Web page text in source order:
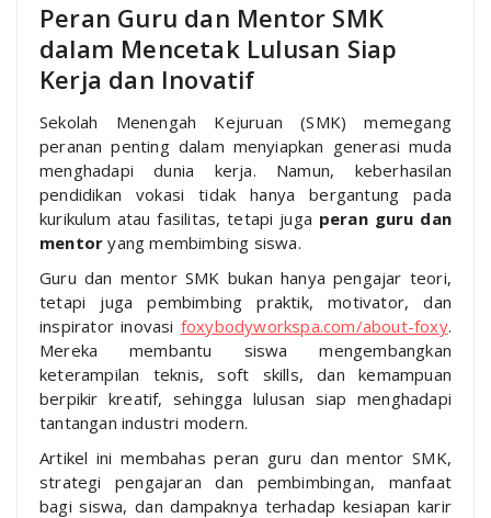
Peran Guru dan Mentor SMK
dalam Mencetak Lulusan Siap
Kerja dan Inovatif
Sekolah Menengah Kejuruan (SMK) memegang
peranan penting dalam menyiapkan generasi muda
menghadapi dunia kerja. Namun, keberhasilan
pendidikan vokasi tidak hanya bergantung pada
kurikulum atau fasilitas, tetapi juga peran guru dan
mentor yang membimbing siswa.
Guru dan mentor SMK bukan hanya pengajar teori,
tetapi juga pembimbing praktik, motivator, dan
inspirator inovasi foxybodyworkspa.com/about-foxy.
Mereka membantu siswa mengembangkan
keterampilan teknis, soft skills, dan kemampuan
berpikir kreatif, sehingga lulusan siap menghadapi
tantangan industri modern.
Artikel ini membahas peran guru dan mentor SMK,
strategi pengajaran dan pembimbingan, manfaat
bagi siswa, dan dampaknya terhadap kesiapan karir